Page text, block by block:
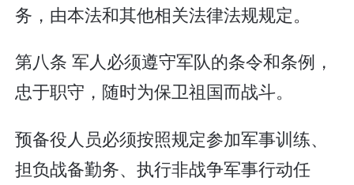
务，由本法和其他相关法律法规规定。
第八条 军人必须遵守军队的条令和条例，
忠于职守，随时为保卫祖国而战斗。
预备役人员必须按照规定参加军事训练、
担负战备勤务、执行非战争军事行动任